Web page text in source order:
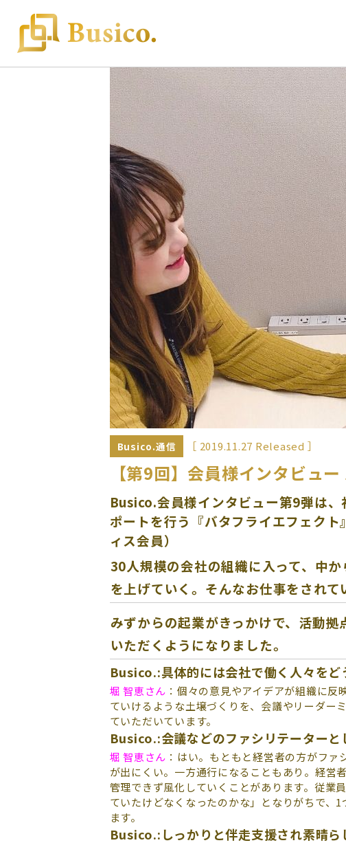
Busico.通信 ［ 2019.11.27 Released ］
【第9回】会員様インタビュ
Busico.会員様インタビュー第9弾は
ポートを行う 『バタフライエフェクト
ィス会員）
30人規模の会社の組織に入って、中
を上げていく。そんなお仕事をされて
みずからの起業がきっかけで、活動
いただくようになりました。
Busico.:具体的には会社で働く人々をど
堀 智恵さん ：個々の意見やアイデアが組織に
ていけるような土壌づくりを、会議やリーダー
ていただいています。
Busico.:会議などのファシリテーターと
堀 智恵さん ：はい。もともと経営者の方がフ
が出にくい。一方通行になることもあり。経営
管理できず風化していくことがあります。従業
ていたけどなくなったのかな」となりがちで、
ます。
Busico.:しっかりと伴走支援され素晴ら